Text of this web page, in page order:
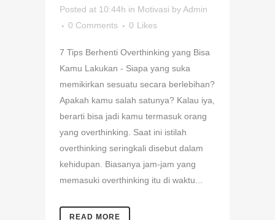
Posted at 10:44h in Motivasi byAdmin
0 Comments
0 Likes
7 Tips Berhenti Overthinking yang Bisa
Kamu Lakukan - Siapa yang suka
memikirkan sesuatu secara berlebihan?
Apakah kamu salah satunya? Kalau iya,
berarti bisa jadi kamu termasuk orang
yang overthinking. Saat ini istilah
overthinking seringkali disebut dalam
kehidupan. Biasanya jam-jam yang
memasuki overthinking itu di waktu...
READ MORE